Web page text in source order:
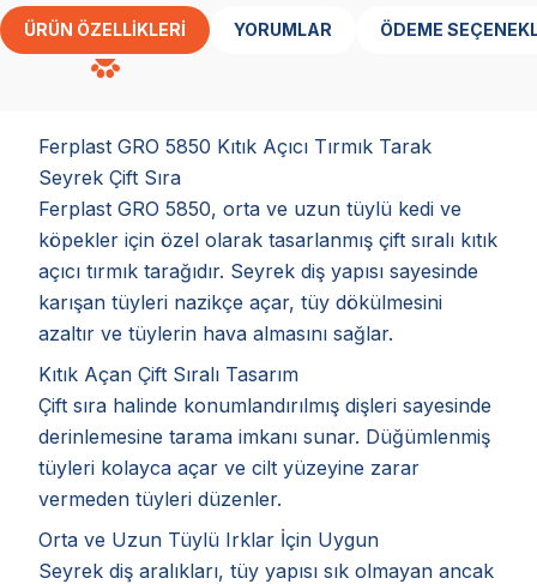
ÜRÜN ÖZELLIKLERI YORUMLAR ÖDEME
Ferplast GRO 5850 Kıtık Açıcı Tırmık Tarak
Seyrek Çift Sıra
Ferplast GRO 5850, orta ve uzun tüylü kedi ve
köpekler için özel olarak tasarlanmış çift sıralı kıtık
açıcı tırmık tarağıdır. Seyrek diş yapısı sayesinde
karışan tüyleri nazikçe açar, tüy dökülmesini
azaltır ve tüylerin hava almasını sağlar.
Kıtık Açan Çift Sıralı Tasarım
Çift sıra halinde konumlandırılmış dişleri sayesinde
derinlemesine tarama imkanı sunar. Düğümlenmiş
tüyleri kolayca açar ve cilt yüzeyine zarar
vermeden tüyleri düzenler.
Orta ve Uzun Tüylü Irklar İçin Uygun
Seyrek diş aralıkları, tüy yapısı sık olmayan ancak